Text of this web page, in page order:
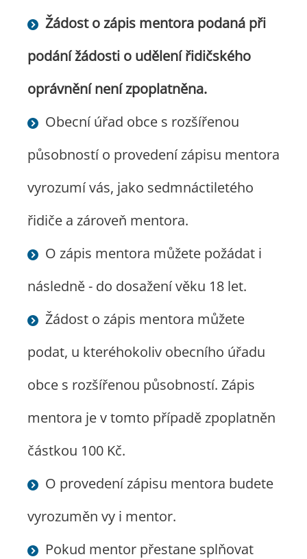
Žádost o zápis mentora podaná při
podání žádosti o udělení řidičského
oprávnění není zpoplatněna.
Obecní úřad obce s rozšířenou
působností o provedení zápisu mentora
vyrozumí vás, jako sedmnáctiletého
řidiče a zároveň mentora.
O zápis mentora můžete požádat i
následně - do dosažení věku 18 let.
Žádost o zápis mentora můžete
podat, u kteréhokoliv obecního úřadu
obce s rozšířenou působností. Zápis
mentora je v tomto případě zpoplatněn
částkou 100 Kč.
O provedení zápisu mentora budete
vyrozuměn vy i mentor.
Pokud mentor přestane splňovat